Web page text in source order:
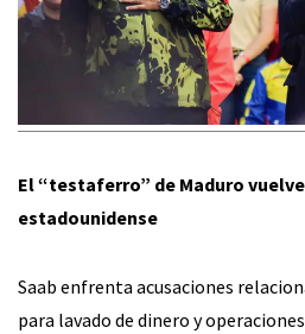
El “testaferro” de Maduro
estadounidense
Saab enfrenta acusaciones
para lavado de dinero y